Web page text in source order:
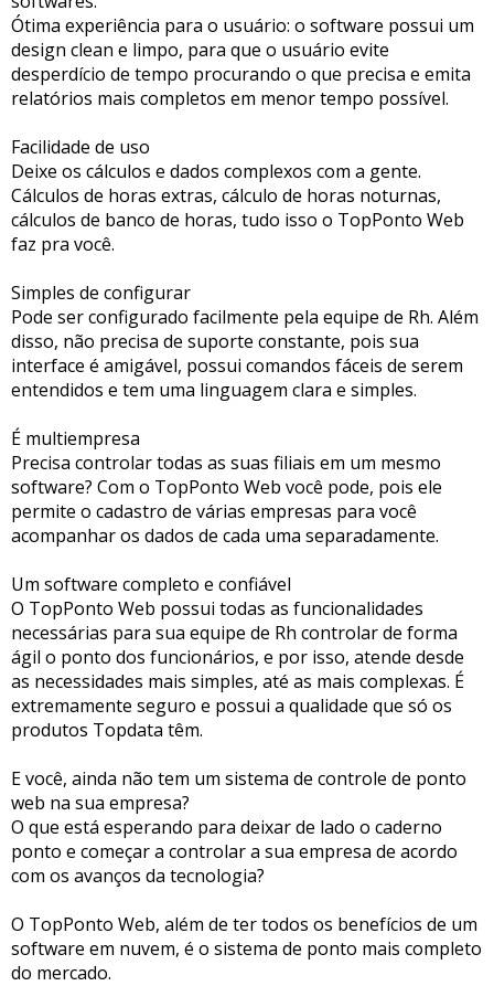
Ótima experiência para o usuário: o software possui um
design clean e limpo, para que o usuário evite
desperdício de tempo procurando o que precisa e emita
relatórios mais completos em menor tempo possível.
Facilidade de uso
Deixe os cálculos e dados complexos com a gente.
Cálculos de horas extras, cálculo de horas noturnas,
cálculos de banco de horas, tudo isso o TopPonto Web
faz pra você.
Simples de configurar
Pode ser configurado facilmente pela equipe de Rh. Além
disso, não precisa de suporte constante, pois sua
interface é amigável, possui comandos fáceis de serem
entendidos e tem uma linguagem clara e simples.
É multiempresa
Precisa controlar todas as suas filiais em um mesmo
software? Com o TopPonto Web você pode, pois ele
permite o cadastro de várias empresas para você
acompanhar os dados de cada uma separadamente.
Um software completo e confiável
O TopPonto Web possui todas as funcionalidades
necessárias para sua equipe de Rh controlar de forma
ágil o ponto dos funcionários, e por isso, atende desde
as necessidades mais simples, até as mais complexas. É
extremamente seguro e possui a qualidade que só os
produtos Topdata têm.
E você, ainda não tem um sistema de controle de ponto
web na sua empresa?
O que está esperando para deixar de lado o caderno
ponto e começar a controlar a sua empresa de acordo
com os avanços da tecnologia?
O TopPonto Web, além de ter todos os benefícios de um
software em nuvem, é o sistema de ponto mais completo
do mercado.